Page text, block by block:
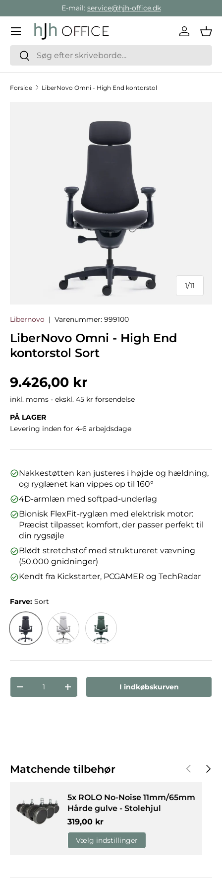
Gå direkte til indholdet
E-mail: service@hjh-office.dk
SøgSøg
Log ind
Menu
Forside LiberNovo Omni - High End kontorstol
Hop til produktinformation
1/
af
11
Libernovo | Varenummer: 999100
LiberNovo Omni - High End
kontorstol Sort
Normalpris
9.426,00 kr
inkl. moms - ekskl. 45 kr forsendelse
PÅ LAGER
Levering inden for 4-6 arbejdsdage
Nakkestøtten kan justeres i højde og hældning,
og ryglænet kan vippes op til 160°
4D-armlæn med softpad-underlag
Bionisk FlexFit-ryglæn med elektrisk motor:
Præcist tilpasset komfort, der passer perfekt til
din rygsøjle
Blødt stretchstof med struktureret vævning
(50.000 gnidninger)
Kendt fra Kickstarter, PCGAMER og TechRadar
Farve: Sort
Sort
Antal
Reducer mængdenForøg mængdenI indkøbskurven
Matchende tilbehør Forrige
5x ROLO No-Noise 11mm/65mm
Hårde gulve - Stolehjul
Normalpris
319,00 kr
Vælg indstillinger